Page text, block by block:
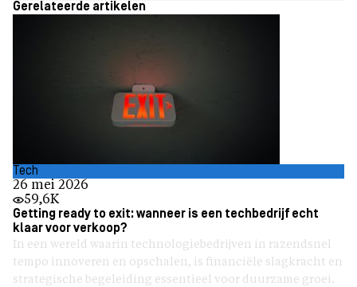
Gerelateerde artikelen
Tech
26 mei 2026
59,6K
Getting ready to exit: wanneer is een techbedrijf echt
klaar voor verkoop?
In een wereld waarin technologiebedrijven in razendsnel
tempo innoveren en opschalen, is financiële slagkracht en
strategische begeleiding essentieel voor duurzame groei.